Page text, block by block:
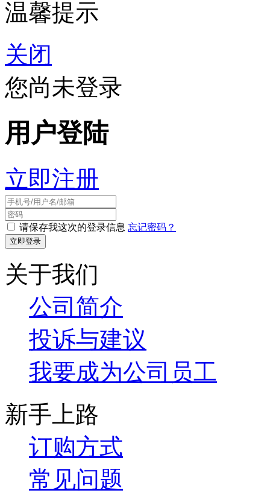
温馨提示
关闭
您尚未登录
用户登陆
立即注册
请保存我这次的登录信息 忘记密码？
关于我们
公司简介
投诉与建议
我要成为公司员工
新手上路
订购方式
常见问题